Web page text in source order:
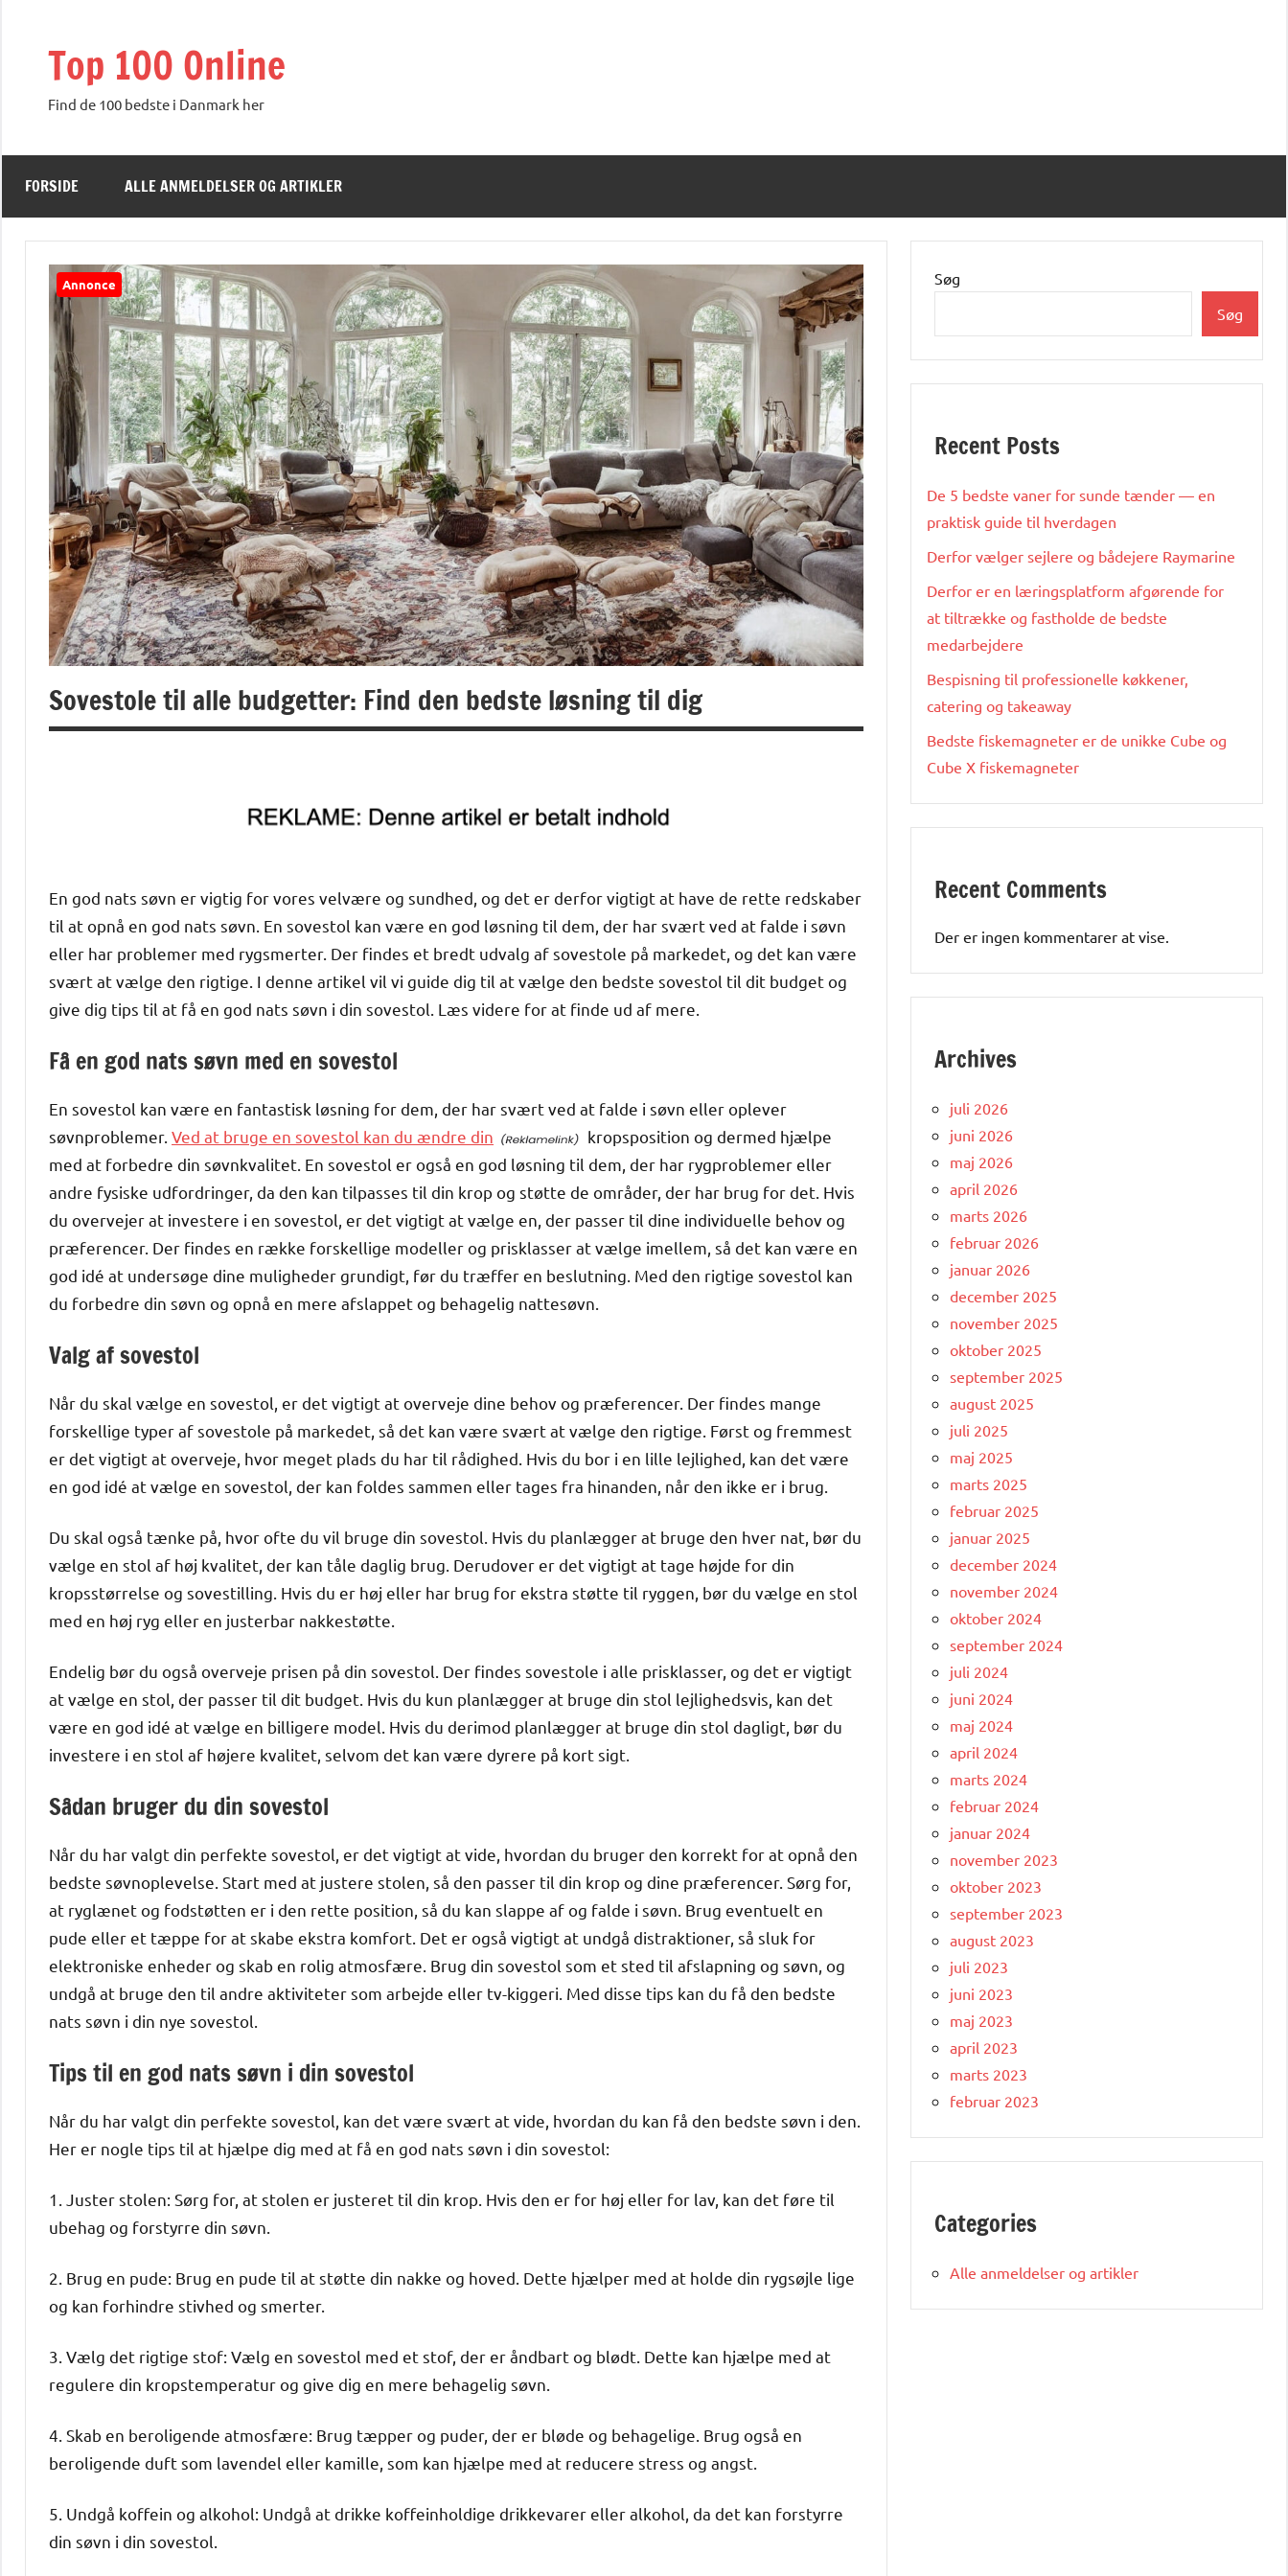
Top 100 Online
Find de 100 bedste i Danmark her
FORSIDE ALLE ANMELDELSER OG ARTIKLER
Annonce
Sovestole til alle budgetter: Find den bedste løsning til dig
En god nats søvn er vigtig for vores velvære og sundhed, og det er derfor vigtigt at have de rette redskaber
til at opnå en god nats søvn. En sovestol kan være en god løsning til dem, der har svært ved at falde i søvn
eller har problemer med rygsmerter. Der findes et bredt udvalg af sovestole på markedet, og det kan være
svært at vælge den rigtige. I denne artikel vil vi guide dig til at vælge den bedste sovestol til dit budget og
give dig tips til at få en god nats søvn i din sovestol. Læs videre for at finde ud af mere.
Få en god nats søvn med en sovestol
En sovestol kan være en fantastisk løsning for dem, der har svært ved at falde i søvn eller oplever
søvnproblemer. Ved at bruge en sovestol kan du ændre din
kropsposition og dermed hjælpe
med at forbedre din søvnkvalitet. En sovestol er også en god løsning til dem, der har rygproblemer eller
andre fysiske udfordringer, da den kan tilpasses til din krop og støtte de områder, der har brug for det. Hvis
du overvejer at investere i en sovestol, er det vigtigt at vælge en, der passer til dine individuelle behov og
præferencer. Der findes en række forskellige modeller og prisklasser at vælge imellem, så det kan være en
god idé at undersøge dine muligheder grundigt, før du træffer en beslutning. Med den rigtige sovestol kan
du forbedre din søvn og opnå en mere afslappet og behagelig nattesøvn.
Valg af sovestol
Når du skal vælge en sovestol, er det vigtigt at overveje dine behov og præferencer. Der findes mange
forskellige typer af sovestole på markedet, så det kan være svært at vælge den rigtige. Først og fremmest
er det vigtigt at overveje, hvor meget plads du har til rådighed. Hvis du bor i en lille lejlighed, kan det være
en god idé at vælge en sovestol, der kan foldes sammen eller tages fra hinanden, når den ikke er i brug.
Du skal også tænke på, hvor ofte du vil bruge din sovestol. Hvis du planlægger at bruge den hver nat, bør du
vælge en stol af høj kvalitet, der kan tåle daglig brug. Derudover er det vigtigt at tage højde for din
kropsstørrelse og sovestilling. Hvis du er høj eller har brug for ekstra støtte til ryggen, bør du vælge en stol
med en høj ryg eller en justerbar nakkestøtte.
Endelig bør du også overveje prisen på din sovestol. Der findes sovestole i alle prisklasser, og det er vigtigt
at vælge en stol, der passer til dit budget. Hvis du kun planlægger at bruge din stol lejlighedsvis, kan det
være en god idé at vælge en billigere model. Hvis du derimod planlægger at bruge din stol dagligt, bør du
investere i en stol af højere kvalitet, selvom det kan være dyrere på kort sigt.
Sådan bruger du din sovestol
Når du har valgt din perfekte sovestol, er det vigtigt at vide, hvordan du bruger den korrekt for at opnå den
bedste søvnoplevelse. Start med at justere stolen, så den passer til din krop og dine præferencer. Sørg for,
at ryglænet og fodstøtten er i den rette position, så du kan slappe af og falde i søvn. Brug eventuelt en
pude eller et tæppe for at skabe ekstra komfort. Det er også vigtigt at undgå distraktioner, så sluk for
elektroniske enheder og skab en rolig atmosfære. Brug din sovestol som et sted til afslapning og søvn, og
undgå at bruge den til andre aktiviteter som arbejde eller tv-kiggeri. Med disse tips kan du få den bedste
nats søvn i din nye sovestol.
Tips til en god nats søvn i din sovestol
Når du har valgt din perfekte sovestol, kan det være svært at vide, hvordan du kan få den bedste søvn i den.
Her er nogle tips til at hjælpe dig med at få en god nats søvn i din sovestol:
1. Juster stolen: Sørg for, at stolen er justeret til din krop. Hvis den er for høj eller for lav, kan det føre til
ubehag og forstyrre din søvn.
2. Brug en pude: Brug en pude til at støtte din nakke og hoved. Dette hjælper med at holde din rygsøjle lige
og kan forhindre stivhed og smerter.
3. Vælg det rigtige stof: Vælg en sovestol med et stof, der er åndbart og blødt. Dette kan hjælpe med at
regulere din kropstemperatur og give dig en mere behagelig søvn.
4. Skab en beroligende atmosfære: Brug tæpper og puder, der er bløde og behagelige. Brug også en
beroligende duft som lavendel eller kamille, som kan hjælpe med at reducere stress og angst.
5. Undgå koffein og alkohol: Undgå at drikke koffeinholdige drikkevarer eller alkohol, da det kan forstyrre
din søvn i din sovestol.
Søg
Søg
Recent Posts
De 5 bedste vaner for sunde tænder — en
praktisk guide til hverdagen
Derfor vælger sejlere og bådejere Raymarine
Derfor er en læringsplatform afgørende for
at tiltrække og fastholde de bedste
medarbejdere
Bespisning til professionelle køkkener,
catering og takeaway
Bedste fiskemagneter er de unikke Cube og
Cube X fiskemagneter
Recent Comments
Der er ingen kommentarer at vise.
Archives
juli 2026
juni 2026
maj 2026
april 2026
marts 2026
februar 2026
januar 2026
december 2025
november 2025
oktober 2025
september 2025
august 2025
juli 2025
maj 2025
marts 2025
februar 2025
januar 2025
december 2024
november 2024
oktober 2024
september 2024
juli 2024
juni 2024
maj 2024
april 2024
marts 2024
februar 2024
januar 2024
november 2023
oktober 2023
september 2023
august 2023
juli 2023
juni 2023
maj 2023
april 2023
marts 2023
februar 2023
Categories
Alle anmeldelser og artikler